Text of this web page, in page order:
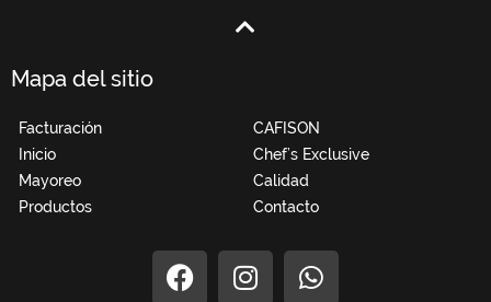
Mapa del sitio
Facturación
Inicio
Mayoreo
Productos
CAFISON
Chef’s Exclusive
Calidad
Contacto